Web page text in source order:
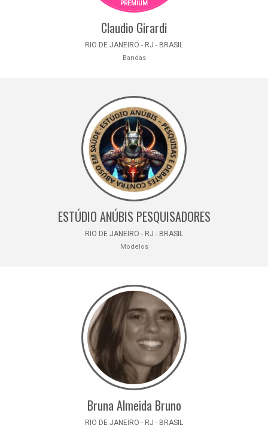
Claudio Girardi
RIO DE JANEIRO - RJ - BRASIL
Bandas
ESTÚDIO ANÚBIS PESQUISADORES
RIO DE JANEIRO - RJ - BRASIL
Modelos
Bruna Almeida Bruno
RIO DE JANEIRO - RJ - BRASIL